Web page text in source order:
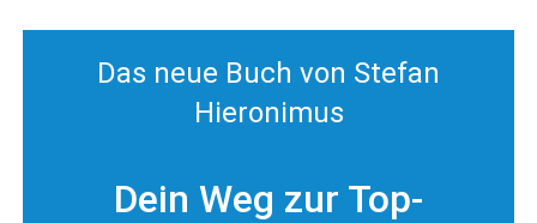
Das neue Buch von Stefan
Hieronimus
Dein Weg zur Top-